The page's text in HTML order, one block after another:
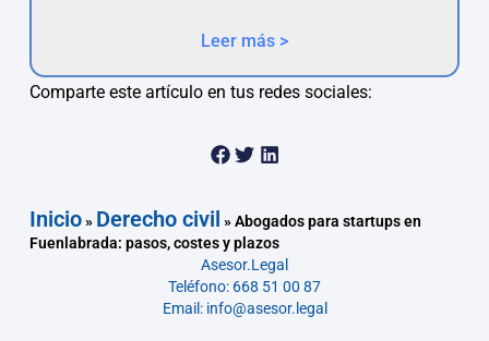
Leer más >
Comparte este artículo en tus redes sociales:
Inicio» Derecho civil »Abogados para startups en
Fuenlabrada: pasos, costes y plazos
Asesor.Legal
Teléfono: 668 51 00 87
Email: info@asesor.legal